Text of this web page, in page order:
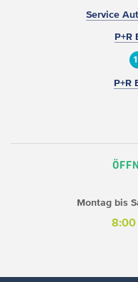
Service
P+R
P+R
Montag bis
8:00